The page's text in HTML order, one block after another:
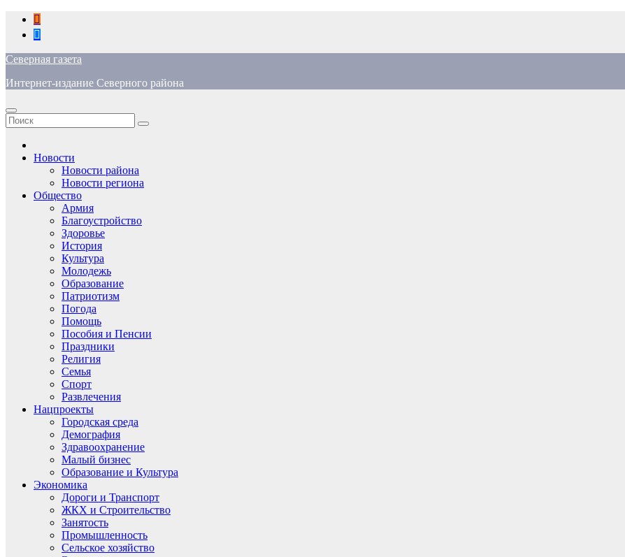
Перейти
содержимому
Северная газета
Интернет-издание Северного района
Новости
Новости района
Новости региона
Общество
Армия
Благоустройство
Здоровье
История
Культура
Молодежь
Образование
Патриотизм
Погода
Помощь
Пособия и Пенсии
Праздники
Религия
Семья
Спорт
Развлечения
Нацпроекты
Городская среда
Демография
Здравоохранение
Малый бизнес
Образование и Культура
Экономика
Дороги и Транспорт
ЖКХ и Строительство
Занятость
Промышленность
Сельское хозяйство